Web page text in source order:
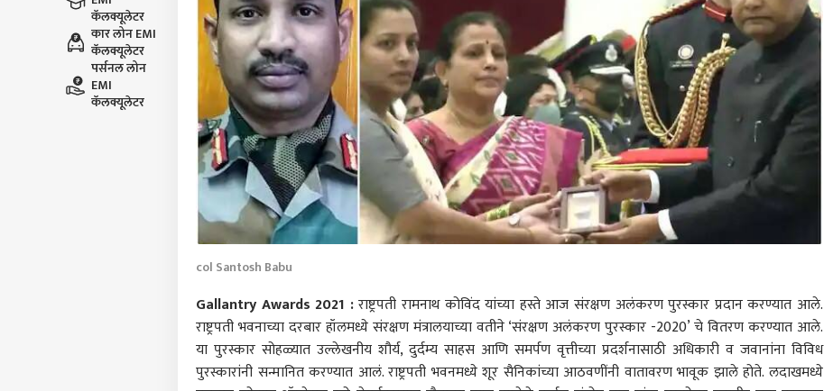
कॅलक्यूलेटर
कार लोन EMI
कॅलक्यूलेटर
पर्सनल लोन
EMI
कॅलक्यूलेटर
col Santosh Babu
Gallantry Awards 2021 :राष्ट्रपती रामनाथ कोविंद यांच्या हस्ते आज संरक्षण अलंकरण पुरस्कार प्रदान करण्यात आले.
राष्ट्रपती भवनाच्या दरबार हॉलमध्ये संरक्षण मंत्रालयाच्या वतीने ‘संरक्षण अलंकरण पुरस्कार -2020’ चे वितरण करण्यात आले.
या पुरस्कार सोहळ्यात उल्लेखनीय शौर्य, दुर्दम्य साहस आणि समर्पण वृत्तीच्या प्रदर्शनासाठी अधिकारी व जवानांना विविध
पुरस्कारांनी सन्मानित करण्यात आलं. राष्ट्रपती भवनमध्ये शूर सैनिकांच्या आठवणींनी वातावरण भावूक झाले होते. लदाखमध्ये